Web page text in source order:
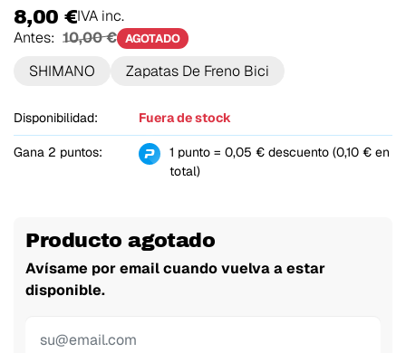
8,00 €IVA inc.
Antes: 10,00 € AGOTADO
SHIMANO Zapatas De Freno Bici
Disponibilidad: Fuera de stock
Gana 2 puntos:
1 punto = 0,05 € descuento (0,10 € en
total)
Producto agotado
Avísame por email cuando vuelva a estar
disponible.